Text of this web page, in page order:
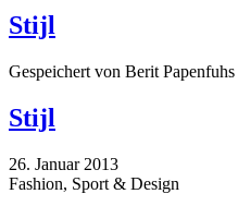
Stijl
Gespeichert von Berit Papenfuhs
Stijl
26. Januar 2013
Fashion, Sport & Design